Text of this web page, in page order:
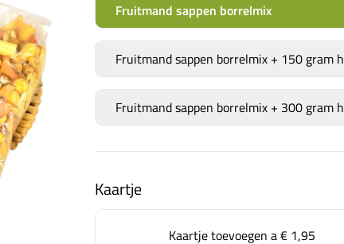
Fruitmand sappen borrelmix
Fruitmand sappen borrelmix + 150 gram
Fruitmand sappen borrelmix + 300 gram
Kaartje
Kaartje toevoegen a€ 1,95